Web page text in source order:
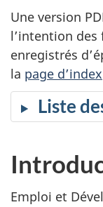
Une version
l’intention des
enregistrés
la page d’index
Liste
Emploi et